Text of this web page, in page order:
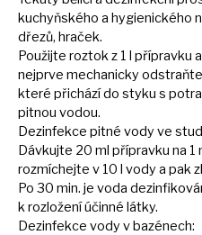
kuchyňského a hygienického
dřezů, hraček.
Použijte roztokz 1 l přípravku a
nejprve mechanicky
které přicházído styku s
pitnou vodou.
Dezinfekce pitné vodyve
Dávkujte 20 ml přípravku na 1
rozmíchejte v 10 l vodya pak
Po 30 min. je voda
krozložení účinné látky.
Dezinfekce vodyvbazénech: